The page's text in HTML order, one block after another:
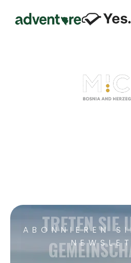
ABONNIEREN
TRETEN SIE